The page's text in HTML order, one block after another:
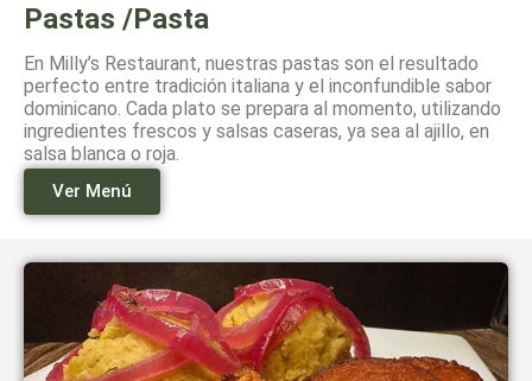
Pastas /Pasta
En Milly’s Restaurant, nuestras pastas son el resultado
perfecto entre tradición italiana y el inconfundible sabor
dominicano. Cada plato se prepara al momento, utilizando
ingredientes frescos y salsas caseras, ya sea al ajillo, en
salsa blanca o roja.
Ver Menú